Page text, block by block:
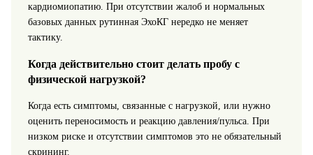
кардиомиопатию. При отсутствии жалоб и нормальных
базовых данных рутинная ЭхоКГ нередко не меняет
тактику.
Когда действительно стоит делать пробу с
физической нагрузкой?
Когда есть симптомы, связанные с нагрузкой, или нужно
оценить переносимость и реакцию давления/пульса. При
низком риске и отсутствии симптомов это не обязательный
скрининг.